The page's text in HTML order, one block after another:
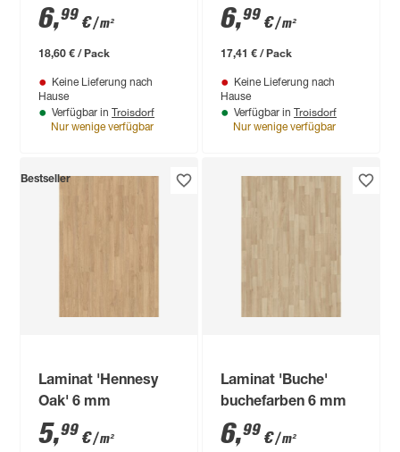
EG' 7 mm
6,99 €/ m²
18,60 € / Pack
Keine Lieferung nach
Hause
Verfügbar in Troisdorf
Nur wenige verfügbar
Newport Eiche
hellbraun 7 mm
6,99 €/ m²
17,41 € / Pack
Keine Lieferung nach
Hause
Verfügbar in Troisdorf
Nur wenige verfügbar
Bestseller
Laminat 'Hennesy
Oak' 6 mm
5,99 €/ m²
Laminat 'Buche'
buchefarben 6 mm
6,99 €/ m²